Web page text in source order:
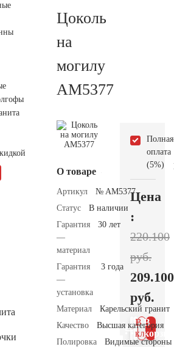
Цоколь
на
могилу
AM5377
О товаре
Артикул
№ AM5377
Статус
В наличии
Гарантия
—
материал
30 лет
Гарантия
—
установка
3 года
Материал
Карельский гранит
Качество
Высшая категория
Полировка
Видимые стороны
Полная
оплата
(5%)
Цена
:
220.100
руб.
209.100
руб.
В
В 1
клик